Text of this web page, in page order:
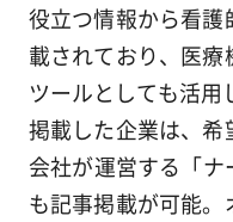
役立つ情報から看
載されており、医
ツールとしても活用
掲載した企業は、
会社が運営する「ナ
も記事掲載が可能